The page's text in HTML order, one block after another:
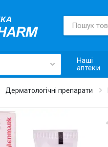
›
Наші
аптеки
Дерматологічні препарати